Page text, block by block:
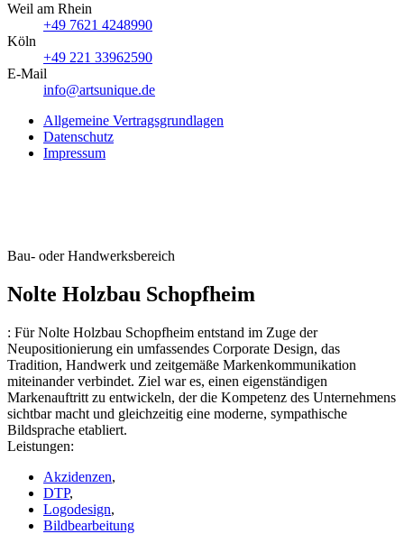
Weil am Rhein
+49 7621 4248990
Köln
+49 221 33962590
E-Mail
info@artsunique.de
Allgemeine Vertragsgrundlagen
Datenschutz
Impressum
Bau- oder Handwerksbereich
Nolte Holzbau Schopfheim
: Für Nolte Holzbau Schopfheim entstand im Zuge der
Neupositionierung ein umfassendes Corporate Design, das
Tradition, Handwerk und zeitgemäße Markenkommunikation
miteinander verbindet. Ziel war es, einen eigenständigen
Markenauftritt zu entwickeln, der die Kompetenz des Unternehmens
sichtbar macht und gleichzeitig eine moderne, sympathische
Bildsprache etabliert.
Leistungen:
Akzidenzen,
DTP,
Logodesign,
Bildbearbeitung